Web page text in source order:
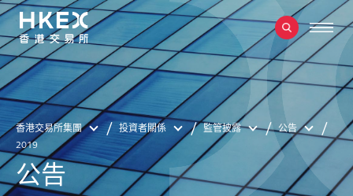
香港交易所集團 投資者關係 監管披露
公告
2019
公告